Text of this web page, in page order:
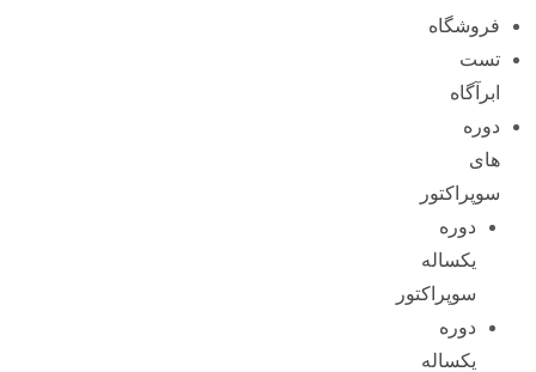
فروشگاه
تست
ابرآگاه
دوره
های
سوپراکتور
دوره
یکساله
سوپراکتور
دوره
یکساله